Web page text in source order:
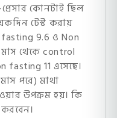
কোনটাই ছিল
টেস্ট করায়
9.6 ও Non
থেকে control
11 এসেছে।
পরে) মাথা
উপক্রম হয়। কি